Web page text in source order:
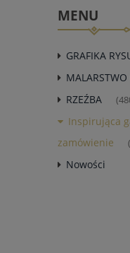
MENU
GRAFIKA
MALARSTWO
RZEŹBA
Inspirująca
zamówienie
Nowości